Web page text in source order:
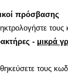
πρόσβασης
τους
- μικρά
τους